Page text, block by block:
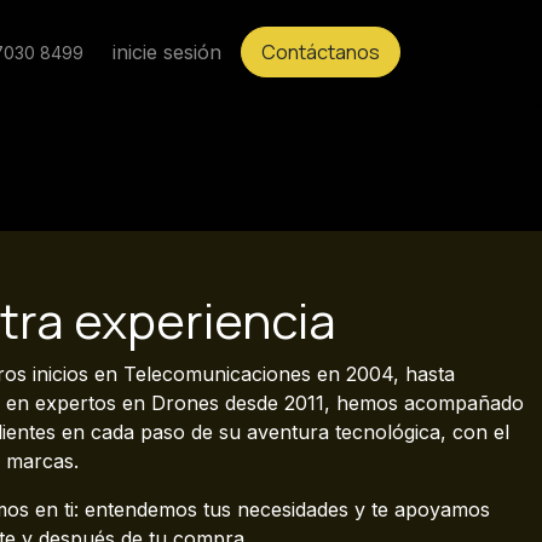
8499 inicie sesión Contáctanos
experiencia
inicios en Telecomunicaciones en 2004, hasta
expertos en Drones desde 2011, hemos acompañado
en cada paso de su aventura tecnológica, con el
en ti: entendemos tus necesidades y te apoyamos